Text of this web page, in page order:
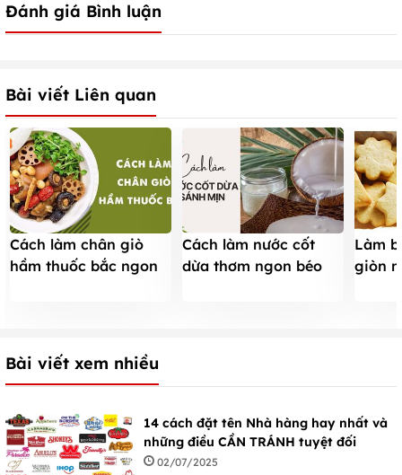
Đánh giá Bình luận
Bài viết Liên quan
Cách làm chân giò
hầm thuốc bắc ngon
Cách làm nước cốt
dừa thơm ngon béo
Làm
giòn
Bài viết xem nhiều
14 cách đặt tên Nhà hàng hay nhất và
những điều CẦN TRÁNH tuyệt đối
02/07/2025